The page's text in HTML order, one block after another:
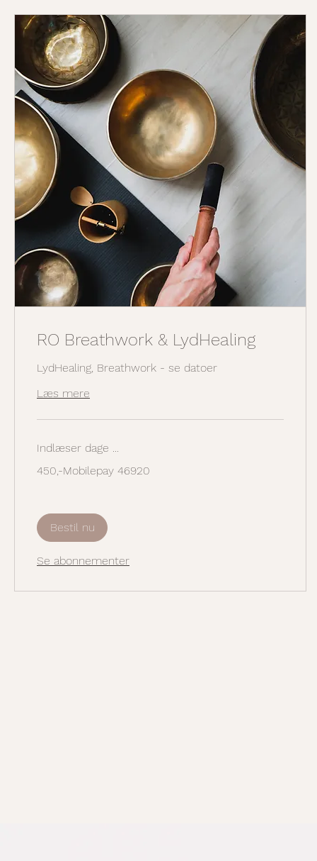
RO Breathwork & LydHealing
LydHealing, Breathwork - se datoer
Læs mere
Indlæser dage ...
Mobilepay
450,-Mobilepay 46920
Bestil nu
Se abonnementer